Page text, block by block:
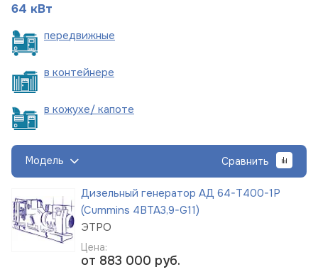
64 кВт
передвижные
в контейнере
в кожухе/ капоте
Модель Сравнить
Дизельный генератор АД 64-Т400-1Р
(Cummins 4BTA3,9-G11)
ЭТРО
Цена:
от 883 000 руб.